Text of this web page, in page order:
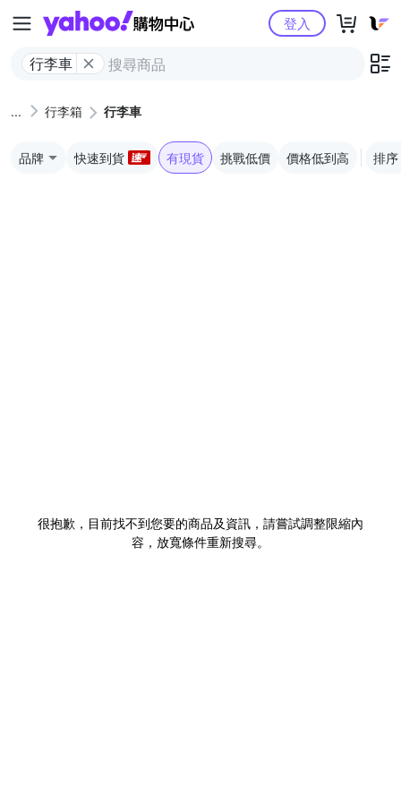
Yahoo購物中心
行李車
登入
行李箱 行李車
品牌 快速到貨 有現貨 挑戰低價 價格低到高 排序
很抱歉，目前找不到您要的商品及資訊，請嘗試調整限縮內
容，放寬條件重新搜尋。